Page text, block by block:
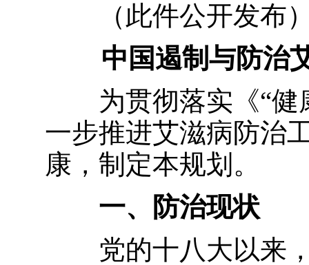
（此件公开发布
中国遏制与防治
为贯彻落实《“健
一步推进艾滋病防治
康，制定本规划。
一、防治现状
党的十八大以来